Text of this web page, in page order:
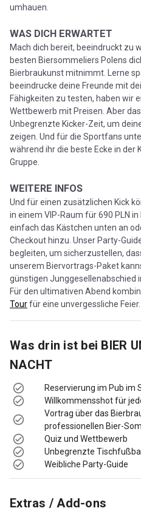
umhauen.
WAS DICH ERWARTET
Mach dich bereit, beeindruckt zu
besten Biersommeliers Polens
Bierbraukunst mitnimmt. Lerne
beeindrucke deine Freunde mit
Fähigkeiten zu testen, haben wir
Wettbewerb mit Preisen. Aber
Unbegrenzte Kicker-Zeit, um
zeigen. Und für die Sportfans
während ihr die beste Ecke in der
Gruppe.
WEITERE INFOS
Und für einen zusätzlichen Kick
in einem VIP-Raum für 690 PLN
einfach das Kästchen unten an
Checkout hinzu. Unser Party-
begleiten, um sicherzustellen,
unserem Biervortrags-Paket
günstigen Junggesellenabschied
Für den ultimativen Abend
Tourfür eine unvergessliche Feier.
Was drin ist bei BIER
NACHT
Reservierung im Pub im
Willkommensshot für
Vortrag über das
professionellen Bier-
Quiz und Wettbewerb
Unbegrenzte
Weibliche Party-Guide
Extras / Add-ons